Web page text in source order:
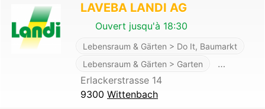
LAVEBA LANDI AG
Ouvert jusqu'à 18:30
Lebensraum & Gärten > Do It, Baumarkt
Lebensraum & Gärten > Garten
…
Erlackerstrasse 14
9300 Wittenbach